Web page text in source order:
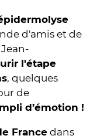
d'amis et de
l'étape
, quelques
de
d’émotion !
France dans